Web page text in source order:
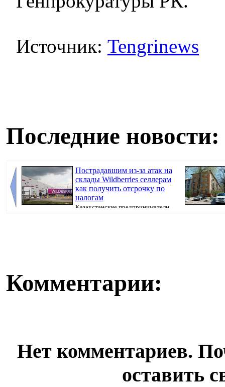
Источник: Tengrinews
Последние новости:
Пострадавшим из-за атак на
склады Wildberries селлерам
как получить отсрочку по
налогам
Казахстанские предприниматели,
Комментарии:
Нет комментариев.
оставить